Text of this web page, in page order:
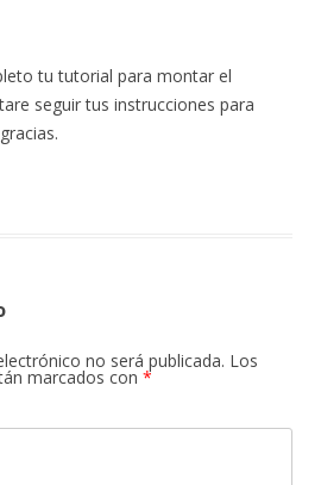
tu tutorial para montar el
seguir tus instrucciones para
no será publicada. Los
marcados con *